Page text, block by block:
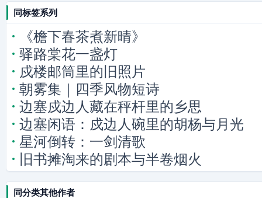
同标签系列
《檐下春茶煮新晴》
驿路棠花一盏灯
戍楼邮筒里的旧照片
朝雾集｜四季风物短诗
边塞戍边人藏在秤杆里的乡思
边塞闲语：戍边人碗里的胡杨与月光
星河倒转：一剑清歌
旧书摊淘来的剧本与半卷烟火
同分类其他作者